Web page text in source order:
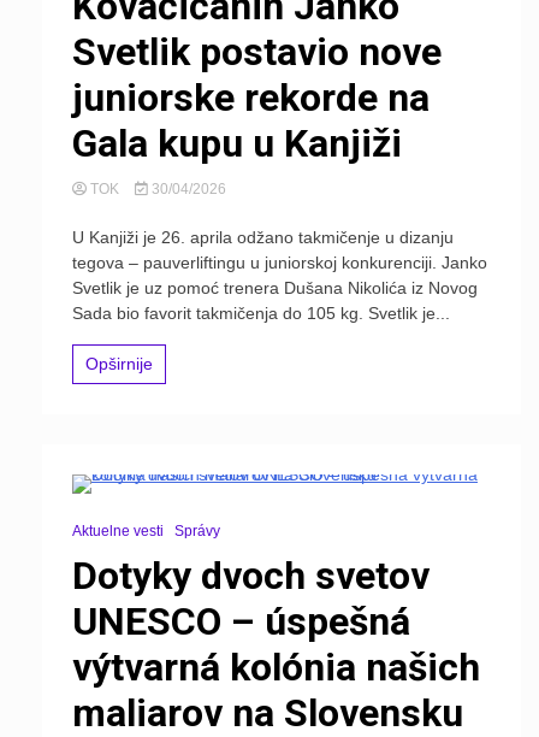
Svetlik postavio nove
juniorske rekorde na
Gala kupu u Kanjiži
TOK 30/04/2026
U Kanjiži je 26. aprila odžano takmičenje u dizanju
tegova – pauverliftingu u juniorskoj konkurenciji. Janko
Svetlik je uz pomoć trenera Dušana Nikolića iz Novog
Sada bio favorit takmičenja do 105 kg. Svetlik je...
Opširnije
Aktuelne vesti Správy
Dotyky dvoch svetov
UNESCO – úspešná
výtvarná kolónia našich
maliarov na Slovensku